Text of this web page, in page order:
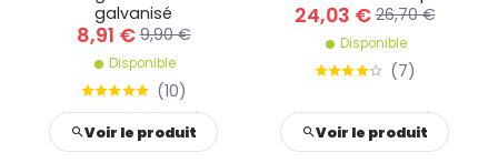
galvanisé
8,91 € 9,90 €
Disponible
(10)
Voir le produit
24,03 € 26,70 €
Disponible
(7)
Voir le produit